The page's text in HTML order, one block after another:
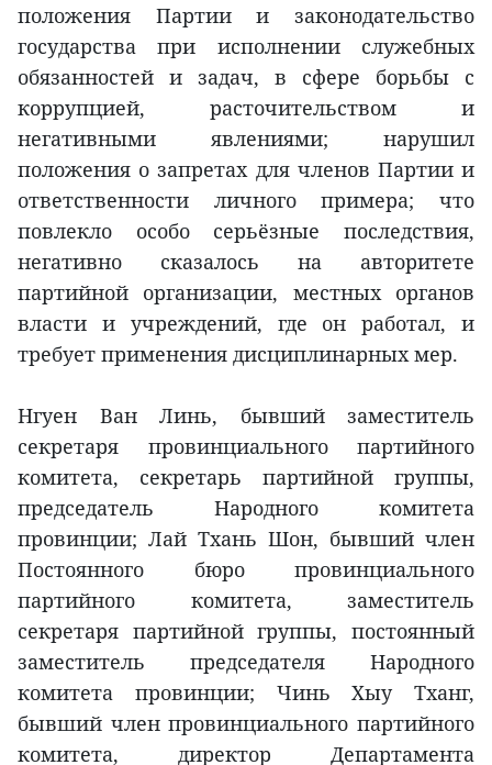
положения Партии и законодательство
государства при исполнении служебных
обязанностей и задач, в сфере борьбы с
коррупцией, расточительством и
негативными явлениями; нарушил
положения о запретах для членов Партии и
ответственности личного примера; что
повлекло особо серьёзные последствия,
негативно сказалось на авторитете
партийной организации, местных органов
власти и учреждений, где он работал, и
требует применения дисциплинарных мер.
Нгуен Ван Линь, бывший заместитель
секретаря провинциального партийного
комитета, секретарь партийной группы,
председатель Народного комитета
провинции; Лай Тхань Шон, бывший член
Постоянного бюро провинциального
партийного комитета, заместитель
секретаря партийной группы, постоянный
заместитель председателя Народного
комитета провинции; Чинь Хыу Тханг,
бывший член провинциального партийного
комитета, директор Департамента